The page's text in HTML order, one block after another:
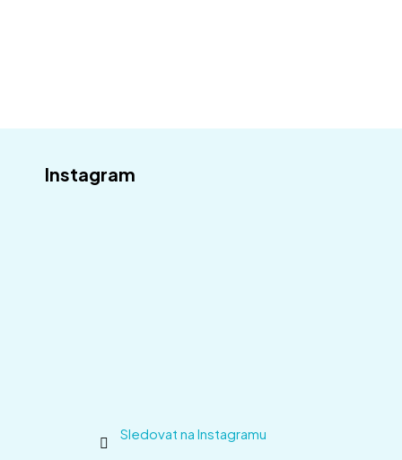
Instagram
Sledovat na Instagramu